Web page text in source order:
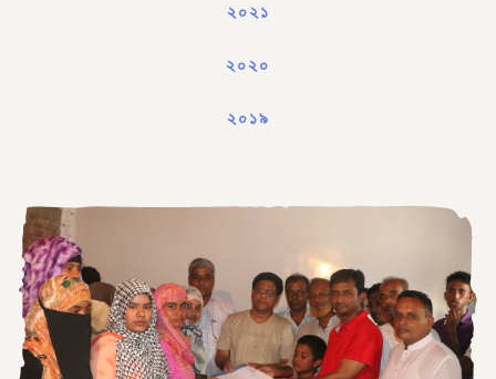
২০২১
২০২০
২০১৯